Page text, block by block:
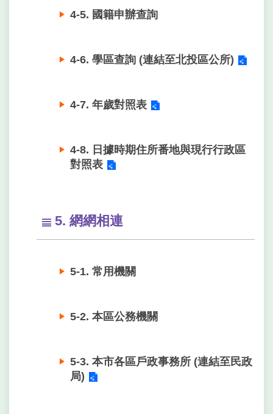
4-5. 國籍申辦查詢
4-6. 學區查詢 (連結至北投區公所)
4-7. 年歲對照表
4-8. 日據時期住所番地與現行行政區
對照表
5. 網網相連
5-1. 常用機關
5-2. 本區公務機關
5-3. 本市各區戶政事務所 (連結至民政
局)